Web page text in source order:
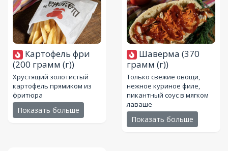
Картофель фри
(200 грамм (г))
Хрустящий золотистый
картофель прямиком из
фритюра
Показать больше
Шаверма(370
грамм (г))
Только свежие овощи,
нежное куриное филе,
пикантный соус в мягком
лаваше
Показать больше